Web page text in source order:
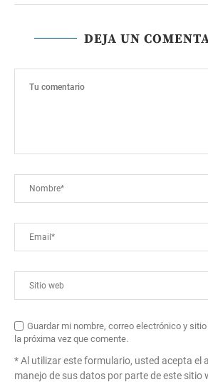
DEJA UN
Guardar mi nombre, correo electrónico y
la próxima vez que comente.
* Al utilizar este formulario, usted acepta el
manejo de sus datos por parte de este sitio